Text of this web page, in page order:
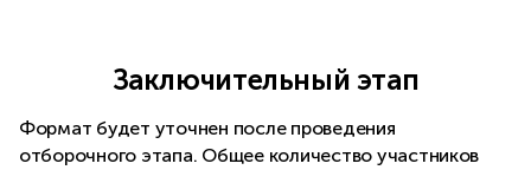
Заключительный этап
Формат будет уточнен после проведения
отборочного этапа. Общее количество участников